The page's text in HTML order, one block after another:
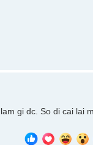
gi dc. So di cai lai